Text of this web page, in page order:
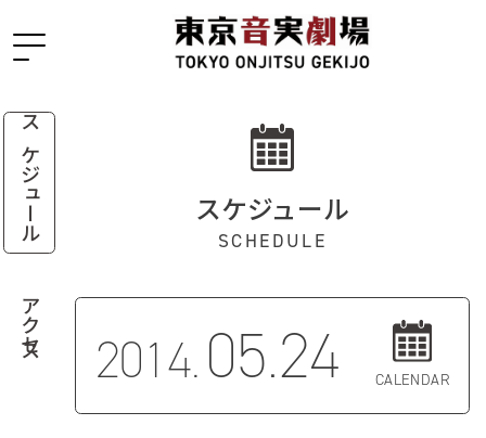
スケジュール
アクセス
スケジュール
SCHEDULE
2014.05.24 CALENDAR